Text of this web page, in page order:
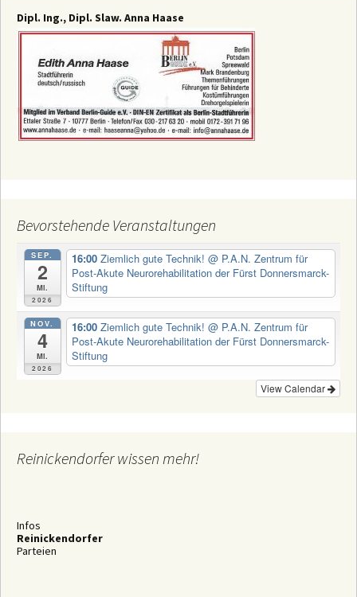
Dipl. Ing., Dipl. Slaw. Anna Haase
Bevorstehende Veranstaltungen
SEP.
2
Mi.
2026
16:00 Ziemlich gute Technik! @ P.A.N. Zentrum für
Post-Akute Neurorehabilitation der Fürst Donnersmarck-
Stiftung
NOV.
4
Mi.
2026
16:00 Ziemlich gute Technik! @ P.A.N. Zentrum für
Post-Akute Neurorehabilitation der Fürst Donnersmarck-
Stiftung
View Calendar
Reinickendorfer wissen mehr!
Infos
Reinickendorfer
Parteien